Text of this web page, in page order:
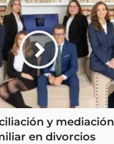
y mediación
en divorcios